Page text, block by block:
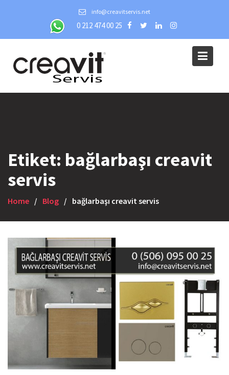
info@creavitservis.net
0 212 474 00 25
Etiket: bağlarbaşı creavit
servis
Home Blog bağlarbaşı creavit servis